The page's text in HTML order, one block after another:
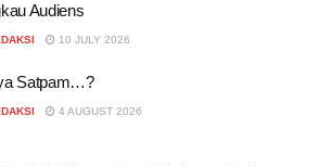
Audiens
10 JULY 2026
Satpam…?
4 AUGUST 2026